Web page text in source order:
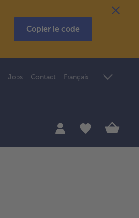
Copier le code
Jobs Contact Français